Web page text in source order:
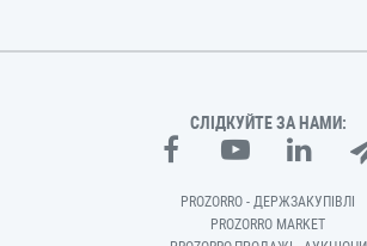
СЛІДКУЙТЕ ЗА НАМИ:
PROZORRO - ДЕРЖЗАКУПІВЛІ
PROZORRO MARKET